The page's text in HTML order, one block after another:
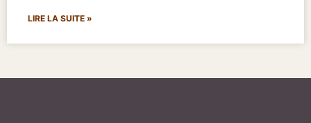
LIRE LA SUITE »